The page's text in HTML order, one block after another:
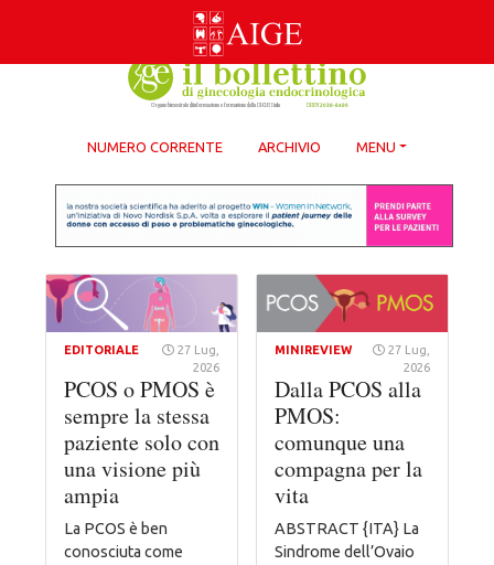
NUMERO CORRENTE ARCHIVIO MENU
EDITORIALE
27 Lug,
2026
PCOS o PMOS è
sempre la stessa
paziente solo con
una visione più
ampia
La PCOS è ben
conosciuta come
MINIREVIEW
27 Lug,
2026
Dalla PCOS alla
PMOS:
comunque una
compagna per la
vita
ABSTRACT {ITA} La
Sindrome dell’Ovaio